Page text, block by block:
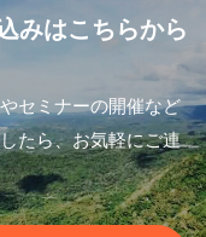
みはこちらから
セミナーの開催など
たら、お気軽にご連